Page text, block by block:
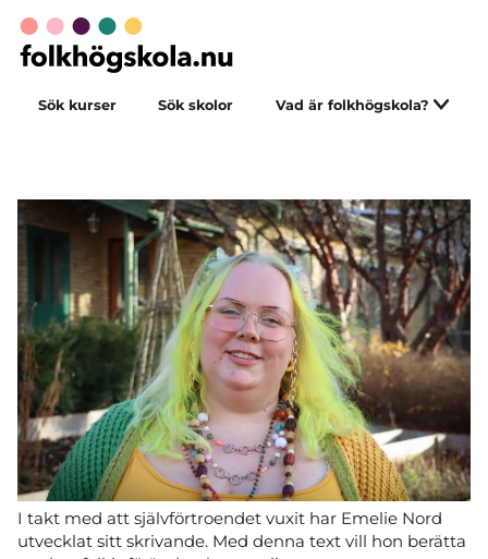
Sök kurser Sök skolor Vad är folkhögskola?
I takt med att självförtroendet vuxit har Emelie Nord
utvecklat sitt skrivande. Med denna text vill hon berätta